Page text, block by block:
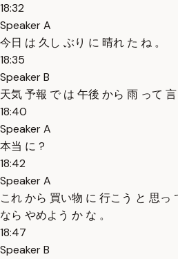
18:32
Speaker A
今日 は 久し ぶり に 晴れ た ね 。
18:35
Speaker B
天気 予報 で は 午後 から 雨 って 言
18:40
Speaker A
本当 に ?
18:42
Speaker A
これ から 買い物 に 行こう と 思っ
なら やめよう か な 。
18:47
Speaker B